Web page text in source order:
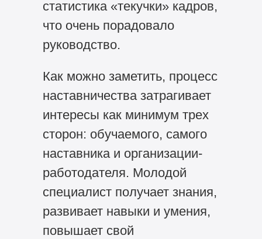
статистика «текучки» кадров,
что очень порадовало
руководство.
Как можно заметить, процесс
наставничества затрагивает
интересы как минимум трех
сторон: обучаемого, самого
наставника и организации-
работодателя. Молодой
специалист получает знания,
развивает навыки и умения,
повышает свой